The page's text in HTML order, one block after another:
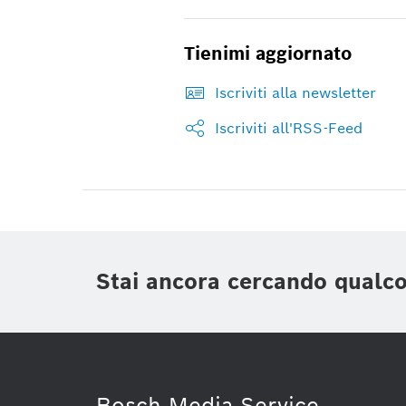
Tienimi aggiornato
Iscriviti alla newsletter
Iscriviti all'RSS-Feed
Stai ancora cercando